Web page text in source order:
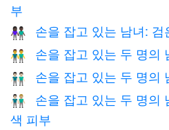
부
👫🏿 손을 잡고 있는 남녀: 검
👬 손을 잡고 있는 두 명의
👬🏻 손을 잡고 있는 두 명의
👨🏻‍🤝‍👨🏼
손을 잡고 있는 두 명의
색 피부